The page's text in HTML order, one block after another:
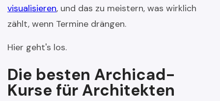
visualisieren, und das zu meistern, was wirklich
zählt, wenn Termine drängen.
Hier geht's los.
Die besten Archicad-
Kurse für Architekten